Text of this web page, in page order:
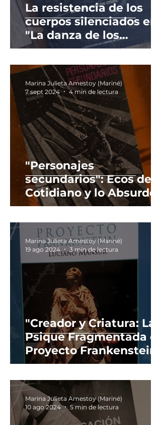
La resistencia de los
cuerpos silenciados en
"La danza de los
invisibles (somos
trabajadorxs de la
danza)" de Ernesto
Chacón Oribe.
"Personajes
secundarios": Ecos de lo
Cotidiano y lo Absurdo
en la Narrativa de
Federico Bianchini.
Marina Julieta Amestoy (Mariné)
7 sept 2024
4 min de lectura
"Creador y Criatura: La
Psique Fragmentada en
Proyecto Frankenstein"
Marina Julieta Amestoy (Mariné)
19 ago 2024
3 min de lectura
Marina Julieta Amestoy (Mariné)
10 ago 2024
5 min de lectura